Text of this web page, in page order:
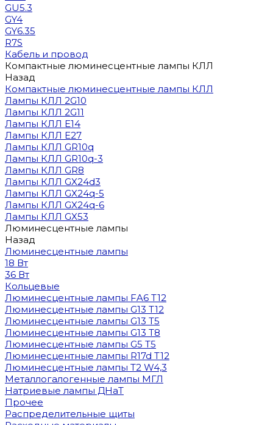
GU5.3
GY4
GY6.35
R7S
Кабель и провод
Компактные люминесцентные лампы КЛЛ
Назад
Компактные люминесцентные лампы КЛЛ
Лампы КЛЛ 2G10
Лампы КЛЛ 2G11
Лампы КЛЛ E14
Лампы КЛЛ E27
Лампы КЛЛ GR10q
Лампы КЛЛ GR10q-3
Лампы КЛЛ GR8
Лампы КЛЛ GX24d3
Лампы КЛЛ GX24q-5
Лампы КЛЛ GX24q-6
Лампы КЛЛ GX53
Люминесцентные лампы
Назад
Люминесцентные лампы
18 Вт
36 Вт
Кольцевые
Люминесцентные лампы FA6 T12
Люминесцентные лампы G13 T12
Люминесцентные лампы G13 T5
Люминесцентные лампы G13 T8
Люминесцентные лампы G5 T5
Люминесцентные лампы R17d T12
Люминесцентные лампы T2 W4,3
Металлогалогенные лампы МГЛ
Натриевые лампы ДНаТ
Прочее
Распределительные щиты